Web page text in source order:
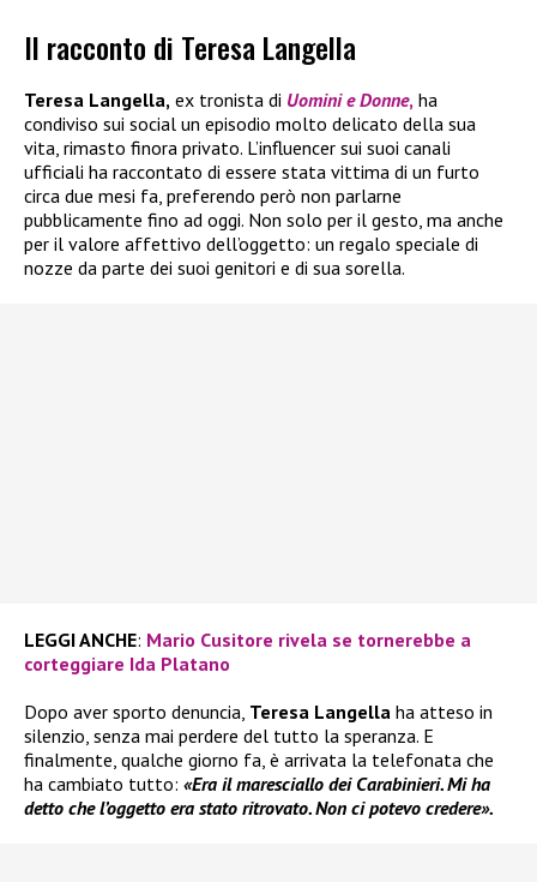
Il racconto di Teresa Langella
Teresa Langella, ex tronista di Uomini e Donne, ha
condiviso sui social un episodio molto delicato della sua
vita, rimasto finora privato. L’influencer sui suoi canali
ufficiali ha raccontato di essere stata vittima di un furto
circa due mesi fa, preferendo però non parlarne
pubblicamente fino ad oggi. Non solo per il gesto, ma anche
per il valore affettivo dell’oggetto: un regalo speciale di
nozze da parte dei suoi genitori e di sua sorella.
LEGGI ANCHE: Mario Cusitore rivela se tornerebbe a
corteggiare Ida Platano
Dopo aver sporto denuncia, Teresa Langella ha atteso in
silenzio, senza mai perdere del tutto la speranza. E
finalmente, qualche giorno fa, è arrivata la telefonata che
ha cambiato tutto: «Era il maresciallo dei Carabinieri. Mi ha
detto che l’oggetto era stato ritrovato. Non ci potevo credere».